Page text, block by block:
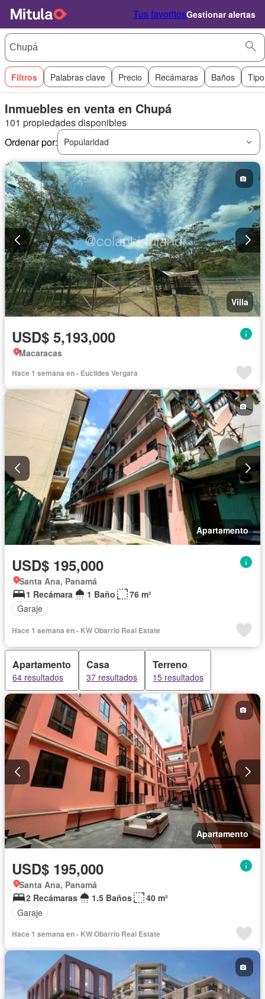
Tus favoritosGestionar alertas
Filtros Palabras clave Precio Recámaras Baños
Inmuebles en venta en Chupá
101 propiedades disponibles
Ordenar por:
Popularidad
Villa
USD$ 5,193,000
Macaracas
Hace 1 semana en - Euclides Vergara
Apartamento
USD$ 195,000
Santa Ana, Panamá
1 Recámara
1 Baño
76 m²
Garaje
Hace 1 semana en - KW Obarrio Real Estate
Apartamento
64 resultados
Casa
37 resultados
Terreno
15 resultados
Apartamento
USD$ 195,000
Santa Ana, Panamá
2 Recámaras
1.5 Baños
40 m²
Garaje
Hace 1 semana en - KW Obarrio Real Estate